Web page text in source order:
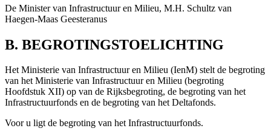
De Minister van Infrastructuur en Milieu, M.H. Schultz van
Haegen-Maas Geesteranus
B. BEGROTINGSTOELICHTING
Het Ministerie van Infrastructuur en Milieu (IenM) stelt de begroting
van het Ministerie van Infrastructuur en Milieu (begroting
Hoofdstuk XII) op van de Rijksbegroting, de begroting van het
Infrastructuurfonds en de begroting van het Deltafonds.
Voor u ligt de begroting van het Infrastructuurfonds.